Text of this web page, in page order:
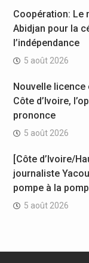
Coopération: Le
Abidjan pour la
l’indépendance
5 août 2026
Nouvelle
Côte d’Ivoire,
prononce
5 août 2026
[Côte d’Ivoire/
journaliste
pompe à la
5 août 2026